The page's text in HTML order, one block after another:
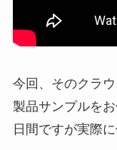
今回、そのクラ
製品サンプルを
日間ですが実際